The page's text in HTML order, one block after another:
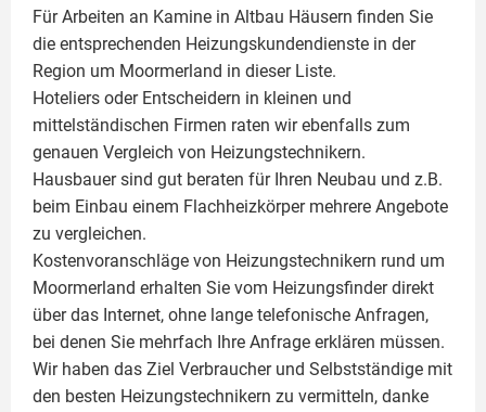
Für Arbeiten an Kamine in Altbau Häusern finden Sie
die entsprechenden Heizungskundendienste in der
Region um Moormerland in dieser Liste.
Hoteliers oder Entscheidern in kleinen und
mittelständischen Firmen raten wir ebenfalls zum
genauen Vergleich von Heizungstechnikern.
Hausbauer sind gut beraten für Ihren Neubau und z.B.
beim Einbau einem Flachheizkörpermehrere Angebote
zu vergleichen.
Kostenvoranschläge von Heizungstechnikern rund um
Moormerland erhalten Sie vom Heizungsfinder direkt
über das Internet, ohne lange telefonische Anfragen,
bei denen Sie mehrfach Ihre Anfrage erklären müssen.
Wir haben das Ziel Verbraucher und Selbstständige mit
den besten Heizungstechnikern zu vermitteln, danke